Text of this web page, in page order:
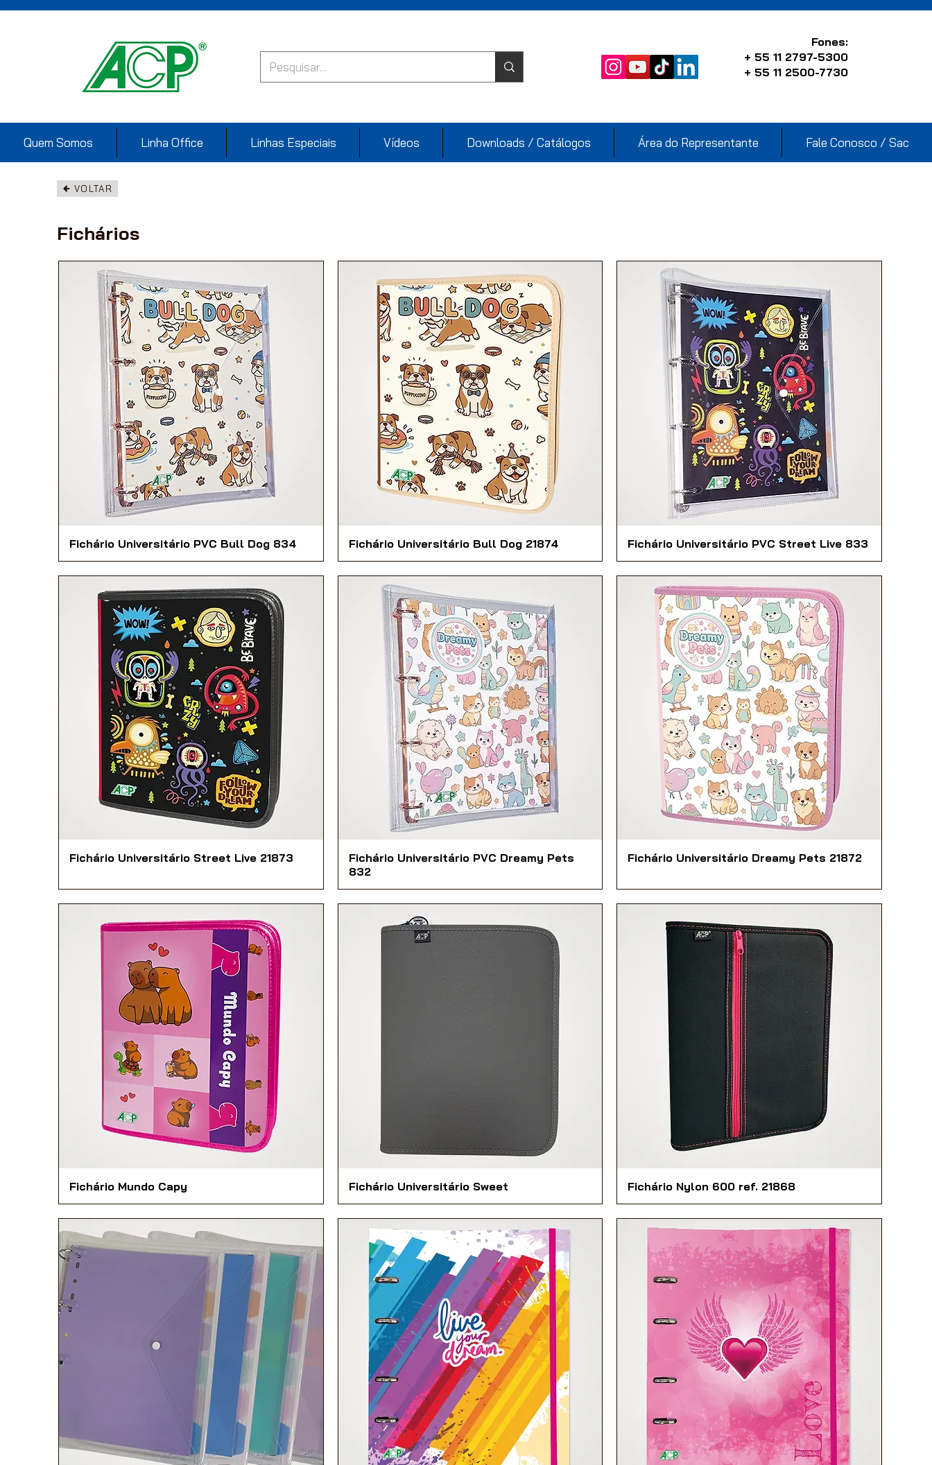
Fones:
+ 55 11 2797-5300
+ 55 11 2500-7730
Quem Somos Linha Office Linhas Especiais Vídeos Downloads / Catálogos Área do Representante Fale Conosco / Sac
VOLTAR
Fichários
Fichário Universitário PVC Bull Dog 834 Fichário Universitário Bull Dog 21874 Fichário Universitário PVC Street Live 833
Fichário Universitário Street Live 21873
Fichário Universitário PVC Dreamy Pets
832
Fichário Universitário Dreamy Pets 21872
Fichário Mundo Capy Fichário Universitário Sweet Fichário Nylon 600 ref. 21868